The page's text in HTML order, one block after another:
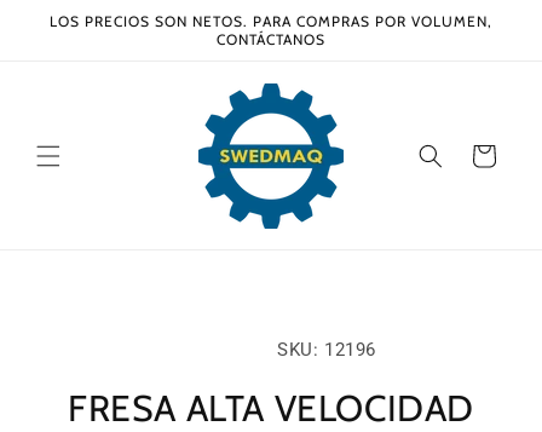
directamente
LOS PRECIOS SON NETOS. PARA COMPRAS POR VOLUMEN,
CONTÁCTANOS
Carrito
SKU: 12196
FRESA ALTA VELOCIDAD